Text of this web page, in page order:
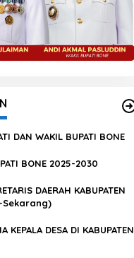
DAN WAKIL BUPATI BONE
BONE 2025-2030
DAERAH KABUPATEN
Sekarang)
KEPALA DESA DI KABUPATEN